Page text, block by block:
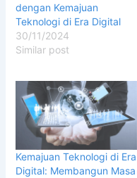
dengan Kemajuan
Teknologi di Era Digital
30/11/2024
Similar post
Kemajuan Teknologi di Era
Digital: Membangun Masa